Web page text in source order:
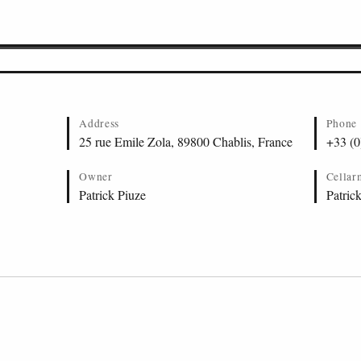
Minots, Vaillons
QC, Vaulorent
Sechets, Chablis
Chablis
Coteaux, Cote de Fontenay
Chablis
Address
25 rue Emile Zola, 89800 Chablis, France
Phone
+33
Owner
Patrick Piuze